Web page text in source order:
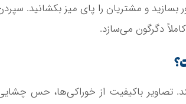
بسازید و مشتریان را پای میز بکشانید.
دگرگون می‌سازد.
تصاویر باکیفیت از خوراکی‌ها، حس